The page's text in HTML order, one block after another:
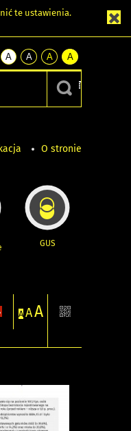
te ustawienia.
A
kontrast
A
kontrast
czarnym
A
kontrast
żółty
tekst
czarnym
A
kontrast
czarny
tekst
żółtym
O stronie
GUS
A AA